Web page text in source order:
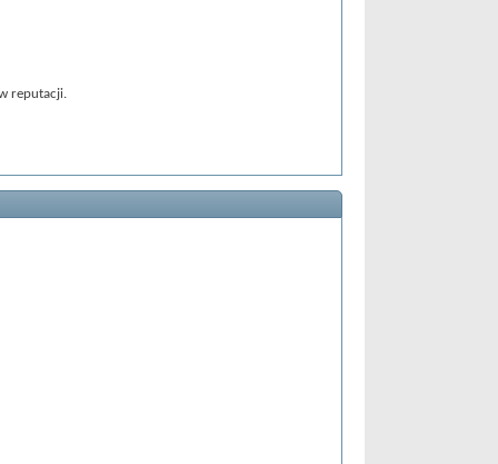
reputacji.